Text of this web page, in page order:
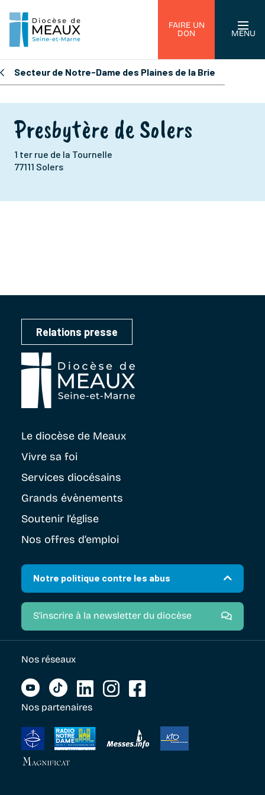
FAIRE UN
DON
MENU
Secteur de Notre-Dame des Plaines de la Brie
Presbytère de Solers
1 ter rue de la Tournelle
77111 Solers
Relations presse
Le diocèse de Meaux
Vivre sa foi
Services diocésains
Grands évènements
Soutenir l’église
Nos offres d’emploi
Notre politique contre les abus
S'inscrire à la newsletter du diocèse
Nos réseaux
Nos partenaires